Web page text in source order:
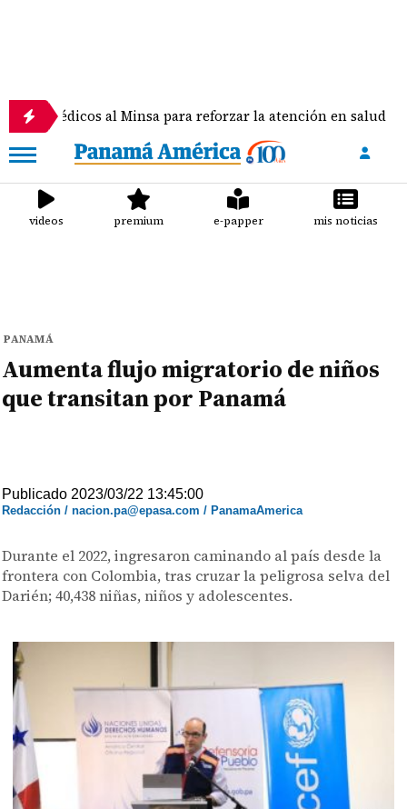
al Minsa para reforzar la atención en salud
videos premium e-papper mis noticias
PANAMÁ
Aumenta flujo migratorio de niños
que transitan por Panamá
Publicado 2023/03/22 13:45:00
Redacción / nacion.pa@epasa.com / PanamaAmerica
Durante el 2022, ingresaron caminando al país desde la
frontera con Colombia, tras cruzar la peligrosa selva del
Darién; 40,438 niñas, niños y adolescentes.